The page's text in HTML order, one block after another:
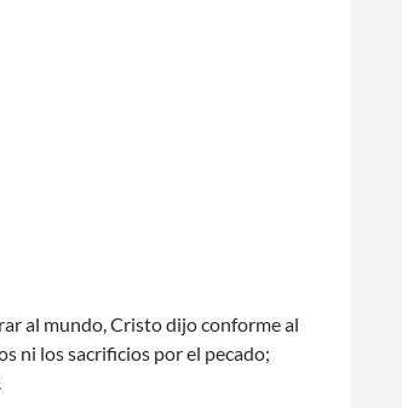
al mundo, Cristo dijo conforme al
ni los sacrificios por el pecado;